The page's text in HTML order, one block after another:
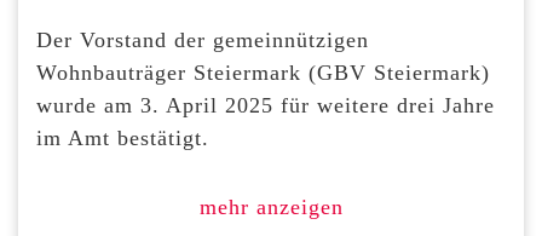
Der Vorstand der gemeinnützigen
Wohnbauträger Steiermark (GBV Steiermark)
wurde am 3. April 2025 für weitere drei Jahre
im Amt bestätigt.
mehr anzeigen